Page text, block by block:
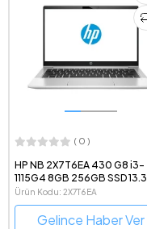
( 0 )
HP NB 2X7T6EA 430 G8 i3-
1115G4 8GB 256GB SSD 13.3
FREEDOS
Ürün Kodu: 2X7T6EA
Gelince Haber Ver